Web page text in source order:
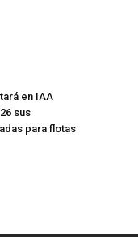
en IAA
sus
para flotas